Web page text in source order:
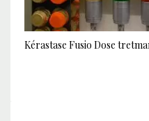
Kérastase Fusio Dose